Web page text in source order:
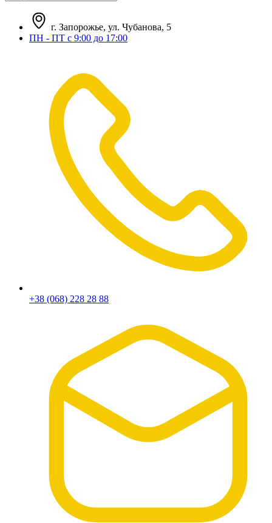
г. Запорожье, ул. Чубанова, 5
ПН - ПТ с 9:00 до 17:00
+38 (068) 228 28 88